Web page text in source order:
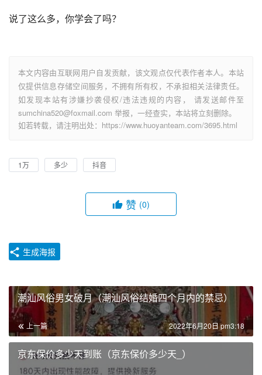
说了这么多，你学会了吗？
本文内容由互联网用户自发贡献，该文观点仅代表作者本人。本站
仅提供信息存储空间服务，不拥有所有权，不承担相关法律责任。
如发现本站有涉嫌抄袭侵权/违法违规的内容， 请发送邮件至
sumchina520@foxmail.com 举报，一经查实，本站将立刻删除。
如若转载，请注明出处：https://www.huoyanteam.com/3695.html
1万 多少 抖音
赞 (0)
生成海报
潮汕风俗男女破月（潮汕风俗结婚四个月内的禁忌）
上一篇 2022年6月20日 pm3:18
京东保价多少天到账（京东保价多少天_）